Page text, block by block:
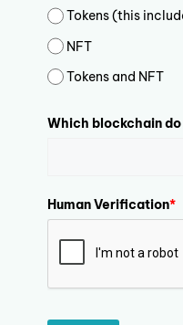
Tokens (this
NFT
Tokens and NFT
Which blockchain
Human Verification*